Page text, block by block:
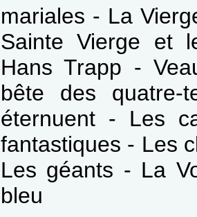
mariales - La
Sainte Vierge et
Hans Trapp -
bête des quatre-
éternuent - Les
fantastiques - Les
Les géants - La
bleu